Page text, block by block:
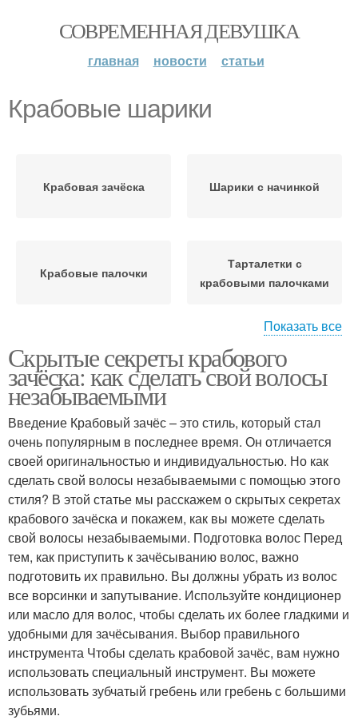
СОВРЕМЕННАЯ ДЕВУШКА
главная новости статьи
Крабовые шарики
Крабовая зачёска Шарики с начинкой
Крабовые палочки
Тарталетки с
крабовыми палочками
Крабовая паста
Шарики из крабовых
палочек
Канапе с крабовыми
палочками
Шарики с плавленым
сыром
Шарики с твердым
сыром
Шарики с маслинами
Шарики с кукурузой
Шарики с грецкими
орехами
Шарики с семгой
Показать все
Скрытые секреты крабового
зачёска: как сделать свой волосы
незабываемыми
Введение Крабовый зачёс – это стиль, который стал
очень популярным в последнее время. Он отличается
своей оригинальностью и индивидуальностью. Но как
сделать свой волосы незабываемыми с помощью этого
стиля? В этой статье мы расскажем о скрытых секретах
крабового зачёска и покажем, как вы можете сделать
свой волосы незабываемыми. Подготовка волос Перед
тем, как приступить к зачёсыванию волос, важно
подготовить их правильно. Вы должны убрать из волос
все ворсинки и запутывание. Используйте кондиционер
или масло для волос, чтобы сделать их более гладкими и
удобными для зачёсывания. Выбор правильного
инструмента Чтобы сделать крабовой зачёс, вам нужно
использовать специальный инструмент. Вы можете
использовать зубчатый гребень или гребень с большими
зубьями.